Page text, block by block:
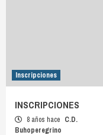
Inscripciones
INSCRIPCIONES
8 años hace C.D.
Buhoperegrino